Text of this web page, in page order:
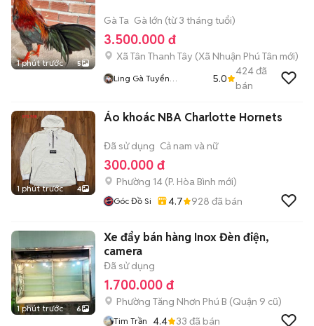
1 phút trước 5
Gà Ta Gà lớn (từ 3 tháng tuổi)
3.500.000 đ
Xã Tân Thanh Tây (Xã Nhuận Phú Tân mới)
Ling Gà Tuyển
5.0
424đã
bán
1 phút trước 4
Áo khoác NBA Charlotte Hornets
Đã sử dụng Cả nam và nữ
300.000 đ
Phường 14 (P. Hòa Bình mới)
Góc Đồ Si 4.7 928 đã bán
1 phút trước 6
Xe đẩy bán hàng Inox Đèn điện,
camera
Đã sử dụng
1.700.000 đ
Phường Tăng Nhơn Phú B (Quận 9 cũ)
Tim Trần 4.4 33 đã bán